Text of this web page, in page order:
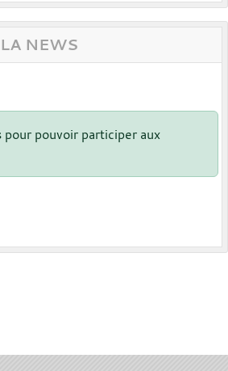
NEWS
pour pouvoir participer aux